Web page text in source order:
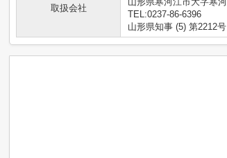
取扱会社
TEL:0237-86-6396
山形県知事 (5) 第2212号